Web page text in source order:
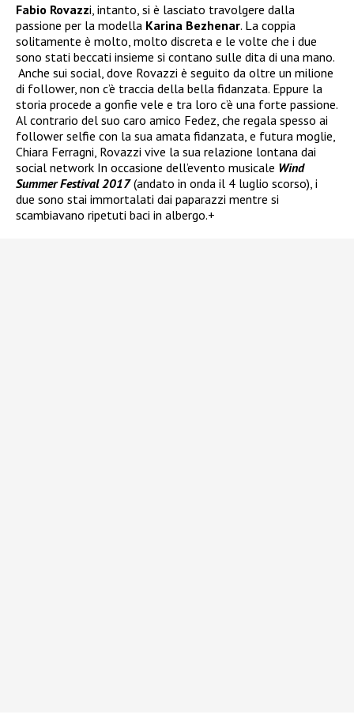
Fabio Rovazzi, intanto, si è lasciato travolgere dalla
passione per la modella Karina Bezhenar. La coppia
solitamente è molto, molto discreta e le volte che i due
sono stati beccati insieme si contano sulle dita di una mano.
Anche sui social, dove Rovazzi è seguito da oltre un milione
di follower, non c’è traccia della bella fidanzata. Eppure la
storia procede a gonfie vele e tra loro c’è una forte passione.
Al contrario del suo caro amico Fedez, che regala spesso ai
follower selfie con la sua amata fidanzata, e futura moglie,
Chiara Ferragni, Rovazzi vive la sua relazione lontana dai
social network In occasione dell’evento musicale Wind
Summer Festival 2017 (andato in onda il 4 luglio scorso), i
due sono stai immortalati dai paparazzi mentre si
scambiavano ripetuti baci in albergo.+